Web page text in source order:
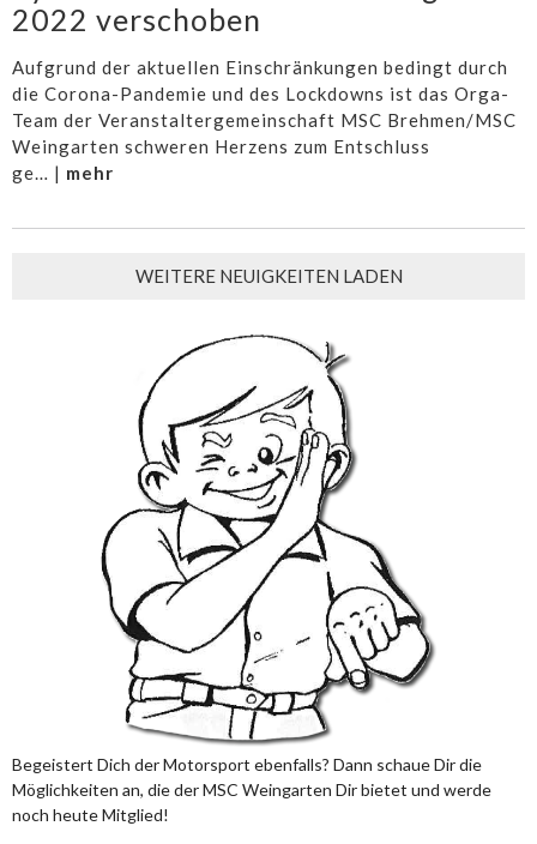
2022 verschoben
Aufgrund der aktuellen Einschränkungen bedingt durch
die Corona-Pandemie und des Lockdowns ist das Orga-
Team der Veranstaltergemeinschaft MSC Brehmen/MSC
Weingarten schweren Herzens zum Entschluss
ge… | mehr
WEITERE NEUIGKEITEN LADEN
Begeistert Dich der Motorsport ebenfalls? Dann schaue Dir die
Möglichkeiten an, die der MSC Weingarten Dir bietet und werde
noch heute Mitglied!